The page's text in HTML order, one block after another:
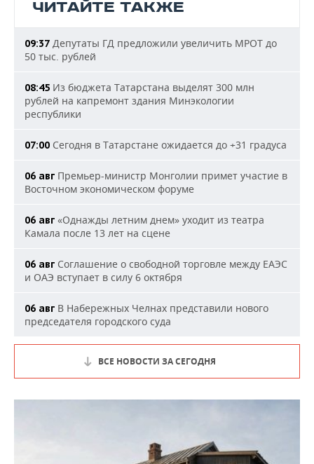
ЧИТАЙТЕ ТАКЖЕ
09:37 Депутаты ГД предложили увеличить МРОТ до
50 тыс. рублей
08:45 Из бюджета Татарстана выделят 300 млн
рублей на капремонт здания Минэкологии
республики
07:00 Сегодня в Татарстане ожидается до +31 градуса
06 авг Премьер-министр Монголии примет участие в
Восточном экономическом форуме
06 авг «Однажды летним днем» уходит из театра
Камала после 13 лет на сцене
06 авг Соглашение о свободной торговле между ЕАЭС
и ОАЭ вступает в силу 6 октября
06 авг В Набережных Челнах представили нового
председателя городского суда
ВСЕ НОВОСТИ ЗА СЕГОДНЯ